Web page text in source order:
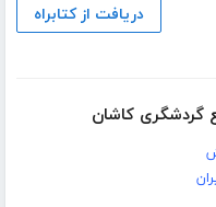
دریافت از کتابراه
گردشگری کاشان